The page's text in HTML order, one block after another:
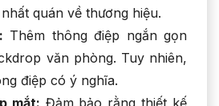
quán về thương hiệu.
Thêm thông điệp ngắn gọn
văn phòng. Tuy nhiên,
điệp có ý nghĩa.
mắt: Đảm bảo rằng thiết kế